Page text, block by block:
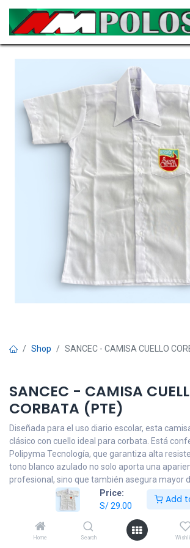
Price:
S/29.00
Add
Home Search
Shop SANCEC - CAMISA CUELLO
SANCEC - CAMISA
CORBATA (PTE)
Diseñada para el uso diario escolar, esta
clásico con cuello ideal para corbata. Está
Polipyma Tecnología, que garantiza alta
tono blanco azulado no solo aporta una
profesional, sino que también asegura mayor
evitando que se torne amarillo con el tiempo.
29.00